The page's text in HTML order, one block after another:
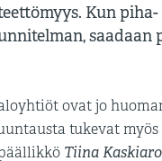
Kun piha-
saadaan
ovat jo
tukevat myös
Tiina Kaskiaro